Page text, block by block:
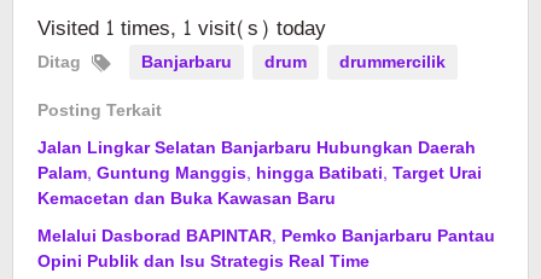
Visited 1 times, 1 visit(s) today
Ditag Banjarbaru drum
drummercilik
Posting Terkait
Jalan Lingkar Selatan Banjarbaru Hubungkan Daerah
Palam, Guntung Manggis, hingga Batibati, Target Urai
Kemacetan dan Buka Kawasan Baru
Melalui Dasborad BAPINTAR, Pemko Banjarbaru Pantau
Opini Publik dan Isu Strategis Real Time